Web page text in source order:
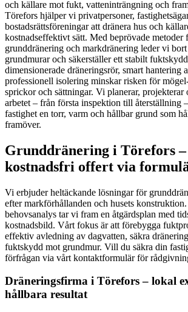
och källare mot fukt, vatteninträngning och
Törefors hjälper vi privatpersoner,
bostadsrättsföreningar att dränera hus och
kostnadseffektivt sätt. Med beprövade metoder
grunddränering och markdränering leder vi
grundmurar och säkerställer ett stabilt
dimensionerade dräneringsrör, smart hantering
professionell isolering minskar risken för
sprickor och sättningar. Vi planerar, projekterar
arbetet – från första inspektion till återställning
fastighet en torr, varm och hållbar grund som
framöver.
Grunddränering i Törefors
kostnadsfri offert via
Vi erbjuder heltäckande lösningar för
efter markförhållanden och husets
behovsanalys tar vi fram en åtgärdsplan med
kostnadsbild. Vårt fokus är att förebygga
effektiv avledning av dagvatten, säkra
fuktskydd mot grundmur. Vill du säkra din
förfrågan via vårt kontaktformulär för
Dräneringsfirma i Törefors – lokal
hållbara resultat